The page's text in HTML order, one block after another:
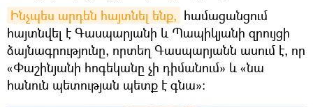
Ինչպես արդեն հայտնել ենք, համացանցում
հայտնվել է Գասպարյանի և Պապիկյանի զրույցի
ձայնագրությունը, որտեղ Գասպարյանն ասում է, որ
«Փաշինյանի հոգեկանը չի դիմանում» և «նա
հանուն պետության պետք է գնա»։